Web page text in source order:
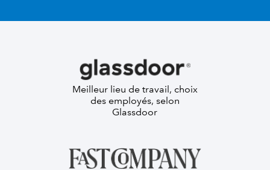
Meilleur lieu de travail, choix
des employés, selon
Glassdoor